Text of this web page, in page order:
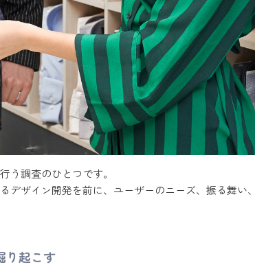
う調査のひとつです。
ザイン開発を前に、ユーザーのニーズ、振る舞い
り起こす